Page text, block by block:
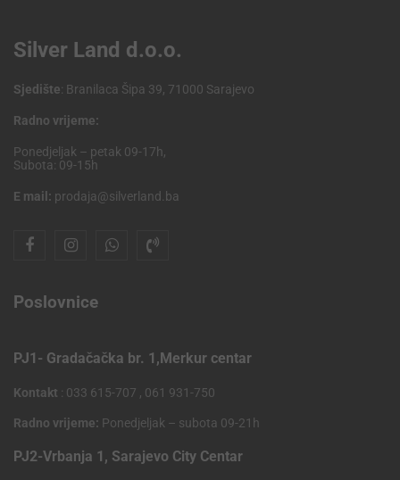
Silver Land d.o.o.
Sjedište: Branilaca Šipa 39, 71000 Sarajevo
Radno vrijeme:
Ponedjeljak – petak 09-17h,
Subota: 09-15h
E mail: prodaja@silverland.ba
Poslovnice
PJ1- Gradačačka br. 1,Merkur centar
Kontakt : 033 615-707 , 061 931-750
Radno vrijeme: Ponedjeljak – subota 09-21h
PJ2-Vrbanja 1, Sarajevo City Centar